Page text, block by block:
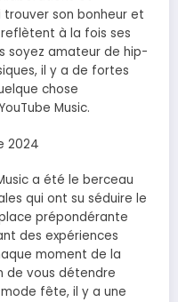
trouver son bonheur et
à la fois ses
soyez amateur de hip-
il y a de fortes
chose
Music.
a été le berceau
qui ont su séduire le
prépondérante
des expériences
moment de la
de vous détendre
fête, il y a une